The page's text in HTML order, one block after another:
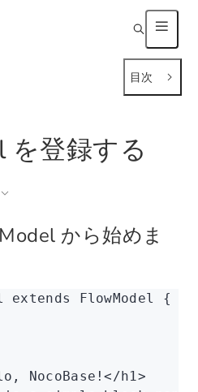
目次
登録する
から始めま
extends FlowModel
{
NocoBase!</h1>